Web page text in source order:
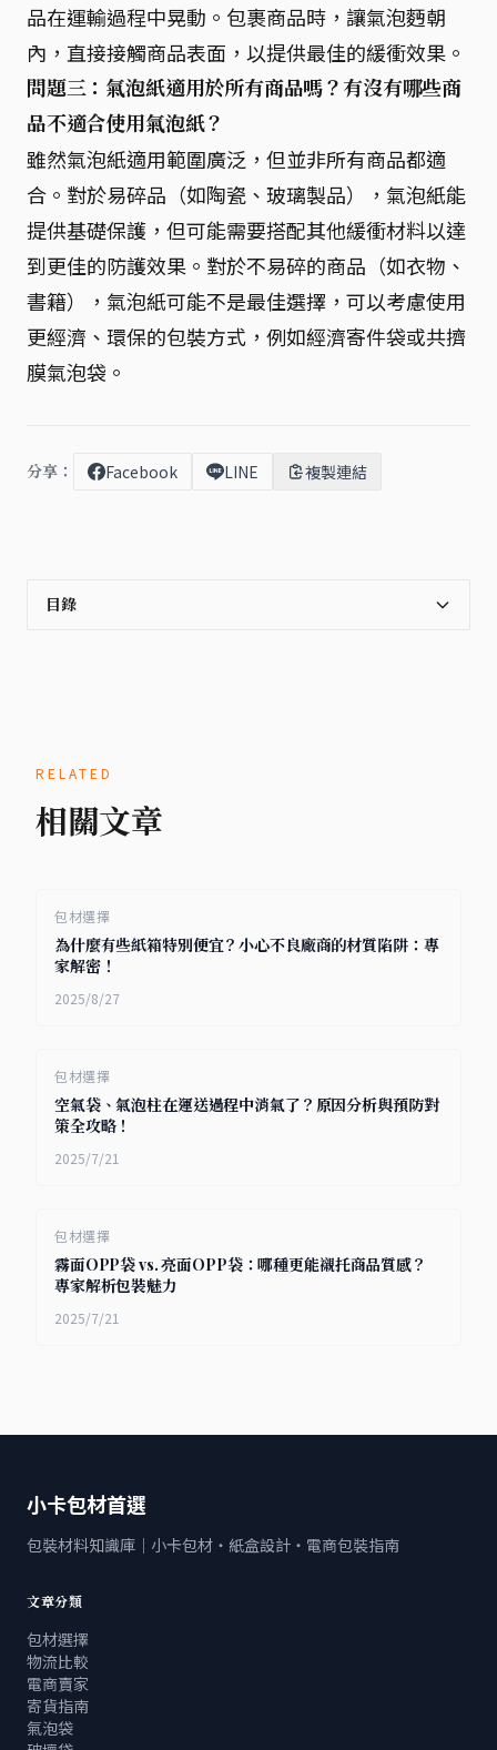
品在運輸過程中晃動。包裹商品時，讓氣泡麪朝
內，直接接觸商品表面，以提供最佳的緩衝效果。
問題三：氣泡紙適用於所有商品嗎？有沒有哪些商
品不適合使用氣泡紙？
雖然氣泡紙適用範圍廣泛，但並非所有商品都適
合。對於易碎品（如陶瓷、玻璃製品），氣泡紙能
提供基礎保護，但可能需要搭配其他緩衝材料以達
到更佳的防護效果。對於不易碎的商品（如衣物、
書籍），氣泡紙可能不是最佳選擇，可以考慮使用
更經濟、環保的包裝方式，例如經濟寄件袋或共擠
膜氣泡袋。
分享： Facebook LINE 複製連結
目錄
RELATED
相關文章
包材選擇
為什麼有些紙箱特別便宜？小心不良廠商的材質陷阱：專
家解密！
2025/8/27
包材選擇
空氣袋、氣泡柱在運送過程中消氣了？原因分析與預防對
策全攻略！
2025/7/21
包材選擇
霧面OPP袋 vs. 亮面OPP袋：哪種更能襯托商品質感？
專家解析包裝魅力
2025/7/21
小卡包材首選
包裝材料知識庫｜小卡包材・紙盒設計・電商包裝指南
文章分類
包材選擇
物流比較
電商賣家
寄貨指南
氣泡袋